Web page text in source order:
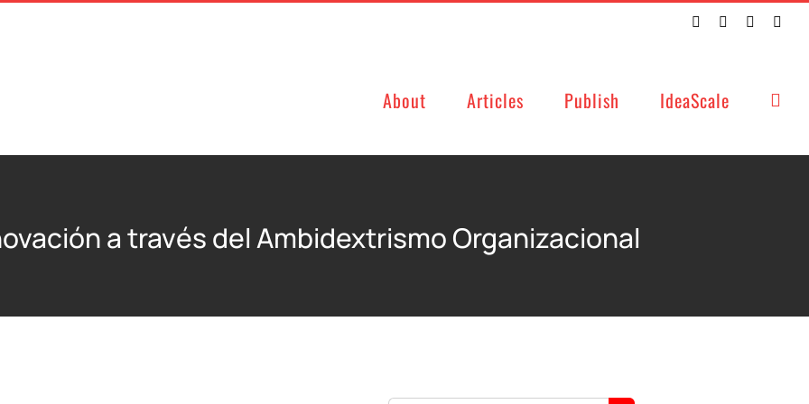
TwitterFacebookLinkedIn
About Articles Publish IdeaScale
a través del Ambidextrismo Organizacional